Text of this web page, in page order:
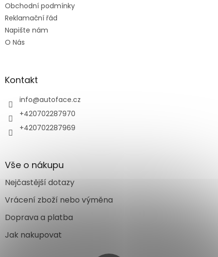
Obchodní podmínky
Reklamační řád
Napište nám
O Nás
Kontakt
info@autoface.cz
+420702287970
+420702287969
Vše o nákupu
Nejčastější dotazy
Vrácení zboží nebo výměna
Doprava a platba
Jak nakupovat